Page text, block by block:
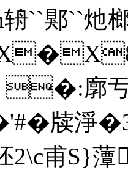
辀``郹``灺
廓亐搧
2\c甫S}